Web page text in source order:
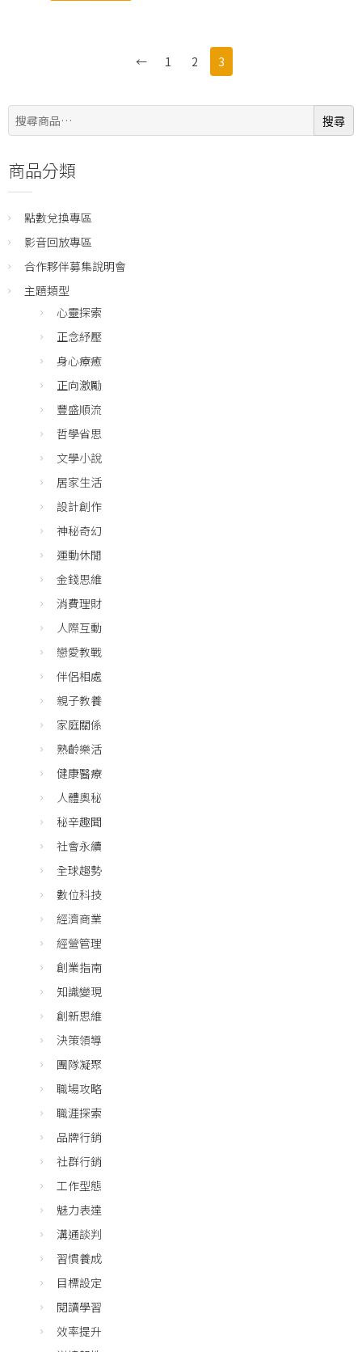
← 1 2 3
搜
尋:
搜尋
商品分類
點數兌換專區
影音回放專區
合作夥伴募集說明會
主題類型
心靈探索
正念紓壓
身心療癒
正向激勵
豐盛順流
哲學省思
文學小說
居家生活
設計創作
神秘奇幻
運動休閒
金錢思維
消費理財
人際互動
戀愛教戰
伴侶相處
親子教養
家庭關係
熟齡樂活
健康醫療
人體奧秘
秘辛趣聞
社會永續
全球趨勢
數位科技
經濟商業
經營管理
創業指南
知識變現
創新思維
決策領導
團隊凝聚
職場攻略
職涯探索
品牌行銷
社群行銷
工作型態
魅力表達
溝通談判
習慣養成
目標設定
閱讀學習
效率提升